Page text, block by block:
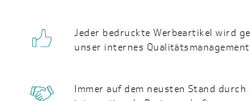
Jeder bedruckte Werbeartikel wird
unser internes Qualitäts­management
Immer auf dem neusten Stand